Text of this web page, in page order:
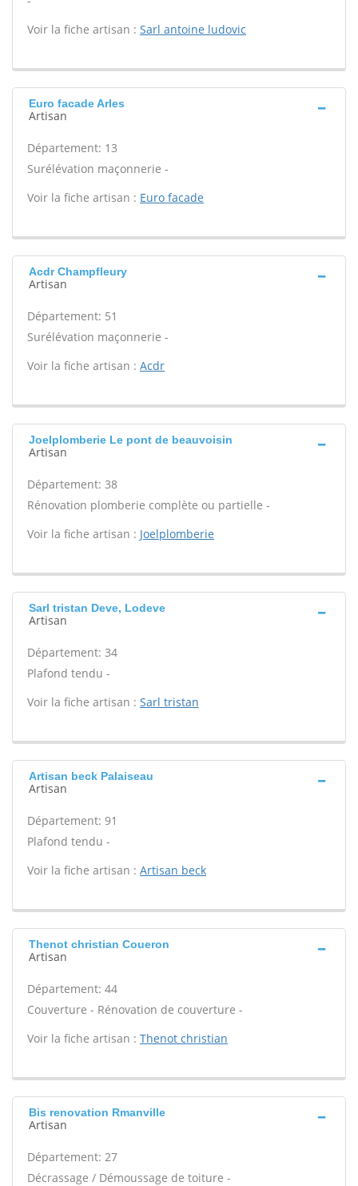
Voir la fiche artisan : Sarl antoine ludovic
Euro facade Arles
Artisan
Département: 13
Surélévation maçonnerie -
Voir la fiche artisan : Euro facade
Acdr Champfleury
Artisan
Département: 51
Surélévation maçonnerie -
Voir la fiche artisan : Acdr
Joelplomberie Le pont de beauvoisin
Artisan
Département: 38
Rénovation plomberie complète ou partielle -
Voir la fiche artisan : Joelplomberie
Sarl tristan Deve, Lodeve
Artisan
Département: 34
Plafond tendu -
Voir la fiche artisan : Sarl tristan
Artisan beck Palaiseau
Artisan
Département: 91
Plafond tendu -
Voir la fiche artisan : Artisan beck
Thenot christian Coueron
Artisan
Département: 44
Couverture - Rénovation de couverture -
Voir la fiche artisan : Thenot christian
Bis renovation Rmanville
Artisan
Département: 27
Décrassage / Démoussage de toiture -